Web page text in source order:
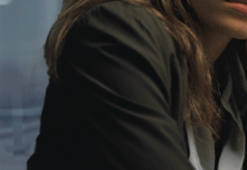
победитель которого
увлекательный полет
Также завтра в 12.00 в
@bloknot_novorossiysk
победителей, которые